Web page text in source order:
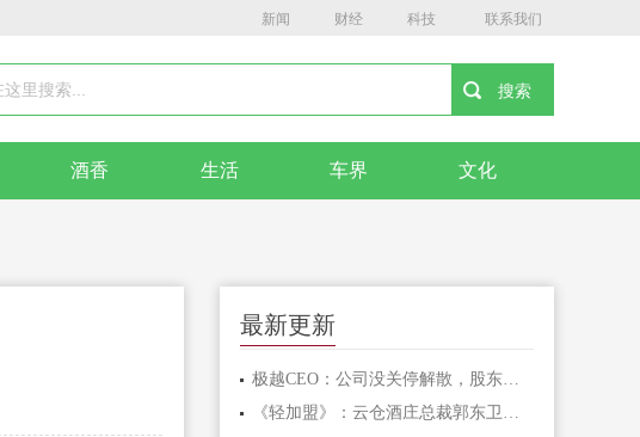
新闻 财经 科技 联系我们
酒香 生活 车界 文化
最新更新
极越CEO：公司没关停解散，股东愿意承担员工离职赔偿，正在争取员工与股东直接对话
《轻加盟》：云仓酒庄总裁郭东卫剖析新商业模式的未来之路